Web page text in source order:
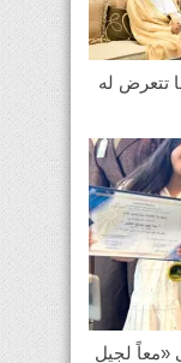
تتعرض له
«معاً لجيل